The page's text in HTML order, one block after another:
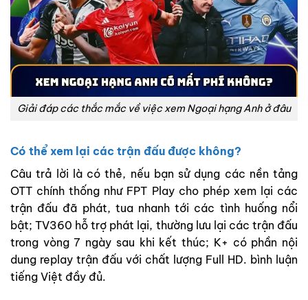
Giải đáp các thắc mắc về việc xem Ngoại hạng Anh ở đâu
Có thể xem lại các trận đấu được không?
Câu trả lời là có thẻ, nếu bạn sử dụng các nền tảng
OTT chính thống như FPT Play cho phép xem lại các
trận đấu đã phát, tua nhanh tới các tình huống nổi
bật; TV360 hỗ trợ phát lại, thường lưu lại các trận đấu
trong vòng 7 ngày sau khi kết thúc; K+ có phần nội
dung replay trận đấu với chất lượng Full HD. bình luận
tiếng Việt đầy đủ.